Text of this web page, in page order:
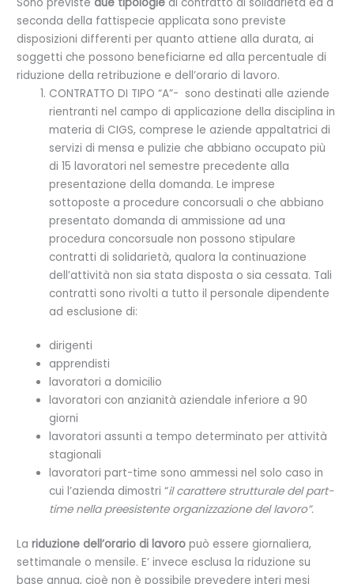
seconda della fattispecie applicata sono previste
disposizioni differenti per quanto attiene alla durata, ai
soggetti che possono beneficiarne ed alla percentuale di
riduzione della retribuzione e dell’orario di lavoro.
CONTRATTO DI TIPO “A”- sono destinati alle aziende
rientranti nel campo di applicazione della disciplina in
materia di CIGS, comprese le aziende appaltatrici di
servizi di mensa e pulizie che abbiano occupato più
di 15 lavoratori nel semestre precedente alla
presentazione della domanda. Le imprese
sottoposte a procedure concorsuali o che abbiano
presentato domanda di ammissione ad una
procedura concorsuale non possono stipulare
contratti di solidarietà, qualora la continuazione
dell’attività non sia stata disposta o sia cessata. Tali
contratti sono rivolti a tutto il personale dipendente
ad esclusione di:
dirigenti
apprendisti
lavoratori a domicilio
lavoratori con anzianità aziendale inferiore a 90
giorni
lavoratori assunti a tempo determinato per attività
stagionali
lavoratori part-time sono ammessi nel solo caso in
cui l’azienda dimostri “il carattere strutturale del part-
time nella preesistente organizzazione del lavoro”.
Lariduzione dell’orario di lavoro può essere giornaliera,
settimanale o mensile. E’ invece esclusa la riduzione su
base annua, cioè non è possibile prevedere interi mesi